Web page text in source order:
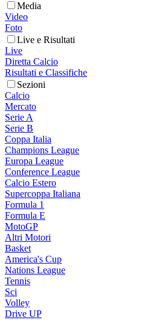
Media
Video
Foto
Live e Risultati
Live
Diretta Calcio
Risultati e Classifiche
Sezioni
Calcio
Mercato
Serie A
Serie B
Coppa Italia
Champions League
Europa League
Conference League
Calcio Estero
Supercoppa Italiana
Formula 1
Formula E
MotoGP
Altri Motori
Basket
America's Cup
Nations League
Tennis
Sci
Volley
Drive UP